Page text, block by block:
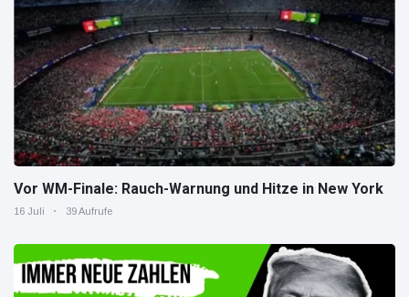
Vor WM-Finale: Rauch-Warnung und Hitze in New York
16 Juli 39 Aufrufe